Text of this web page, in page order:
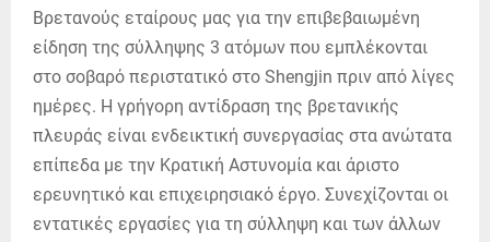
Βρετανούς εταίρους μας για την επιβεβαιωμένη
είδηση της σύλληψης 3 ατόμων που εμπλέκονται
στο σοβαρό περιστατικό στο Shengjin πριν από λίγες
ημέρες. Η γρήγορη αντίδραση της βρετανικής
πλευράς είναι ενδεικτική συνεργασίας στα ανώτατα
επίπεδα με την Κρατική Αστυνομία και άριστο
ερευνητικό και επιχειρησιακό έργο. Συνεχίζονται οι
εντατικές εργασίες για τη σύλληψη και των άλλων